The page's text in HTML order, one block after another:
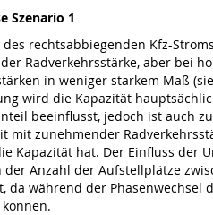
Szenario 1
des rechtsabbiegenden Kfz-
Radverkehrsstärke, aber bei
in weniger starkem Maß
wird die Kapazität
beeinflusst, jedoch ist auch
mit zunehmender
Kapazität hat. Der Einfluss der
der Anzahl der Aufstellplätze
da während der Phasenwechsel